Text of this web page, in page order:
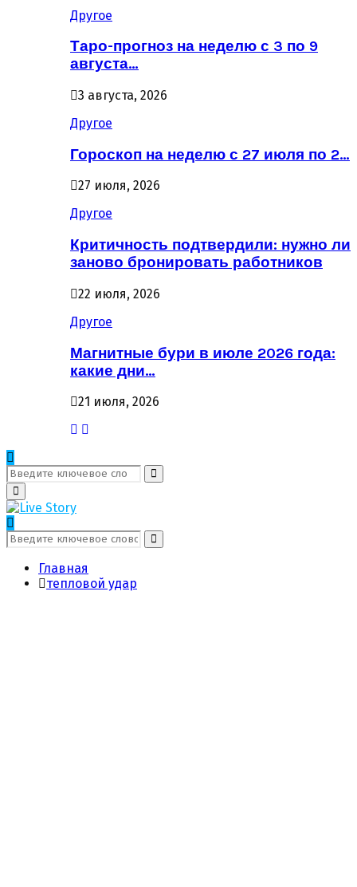
Другое
Таро-прогноз на неделю с 3 по 9
августа…
3 августа, 2026
Другое
Гороскоп на неделю с 27 июля по 2…
27 июля, 2026
Другое
Критичность подтвердили: нужно ли
заново бронировать работников
22 июля, 2026
Другое
Магнитные бури в июле 2026 года:
какие дни…
21 июля, 2026
Поиск:
Поиск
Первичное
Меню
Поиск:
Поиск
Главная
тепловой удар